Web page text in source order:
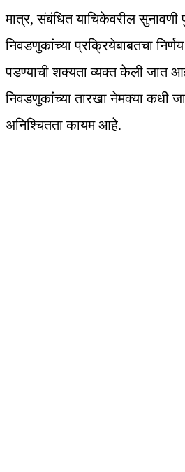
मात्र, संबंधित याचिकेवरील
निवडणुकांच्या प्रक्रियेबाबतचा
पडण्याची शक्यता व्यक्त केली जात
निवडणुकांच्या तारखा नेमक्या कधी
अनिश्चितता कायम आहे.